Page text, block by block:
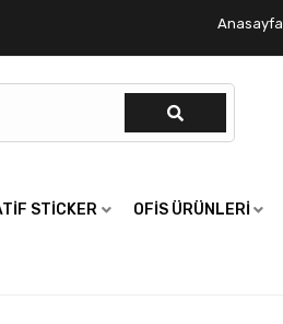
Anasayfa
STICKER OFIS ÜRÜNLERI